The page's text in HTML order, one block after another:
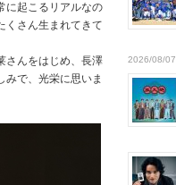
に起こるリアルなの
くさん生まれてきて
さんをはじめ、長澤
みで、光栄に思いま
2026/08/07